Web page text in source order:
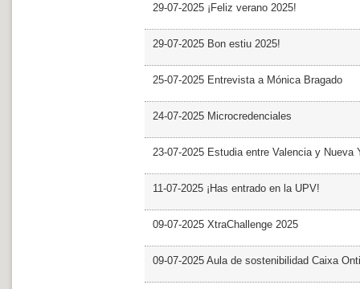
29-07-2025 ¡Feliz verano 2025!
29-07-2025 Bon estiu 2025!
25-07-2025 Entrevista a Mónica Bragado
24-07-2025 Microcredenciales
23-07-2025 Estudia entre Valencia y Nueva
11-07-2025 ¡Has entrado en la UPV!
09-07-2025 XtraChallenge 2025
09-07-2025 Aula de sostenibilidad Caixa